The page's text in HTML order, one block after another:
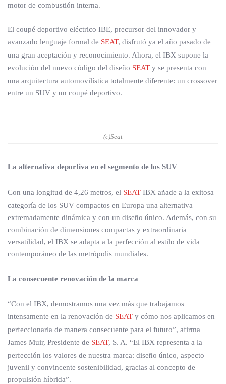
motor de combustión interna.
El coupé deportivo eléctrico IBE, precursor del innovador y
avanzado lenguaje formal de SEAT, disfrutó ya el año pasado de
una gran aceptación y reconocimiento. Ahora, el IBX supone la
evolución del nuevo código del diseño SEAT y se presenta con
una arquitectura automovilística totalmente diferente: un crossover
entre un SUV y un coupé deportivo.
(c)Seat
La alternativa deportiva en el segmento de los SUV
Con una longitud de 4,26 metros, el SEAT IBX añade a la exitosa
categoría de los SUV compactos en Europa una alternativa
extremadamente dinámica y con un diseño único. Además, con su
combinación de dimensiones compactas y extraordinaria
versatilidad, el IBX se adapta a la perfección al estilo de vida
contemporáneo de las metrópolis mundiales.
La consecuente renovación de la marca
“Con el IBX, demostramos una vez más que trabajamos
intensamente en la renovación de SEAT y cómo nos aplicamos en
perfeccionarla de manera consecuente para el futuro”, afirma
James Muir, Presidente de SEAT, S. A. “El IBX representa a la
perfección los valores de nuestra marca: diseño único, aspecto
juvenil y convincente sostenibilidad, gracias al concepto de
propulsión híbrida”.